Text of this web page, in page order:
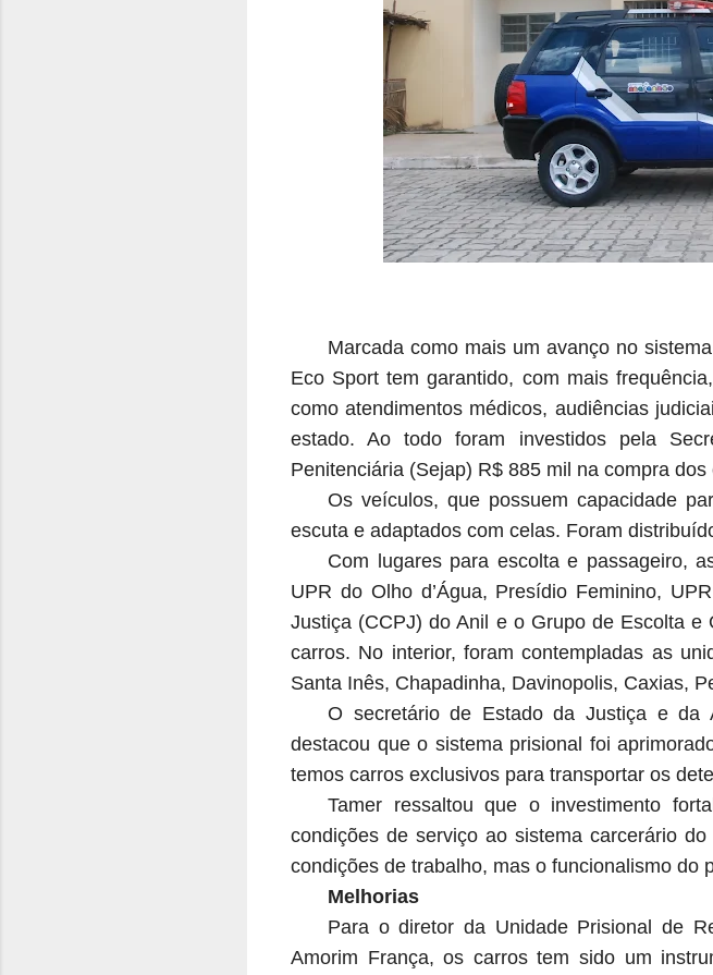
Marcada como mais um avanço no
Eco Sport tem garantido, com mais
como atendimentos médicos, audiências
estado. Ao todo foram investidos pela
Penitenciária (Sejap) R$ 885 mil na compra dos
Os veículos, que possuem capacidade
escuta e adaptados com celas. Foram
Com lugares para escolta e passageiro,
UPR do Olho d’Água, Presídio Feminino,
Justiça (CCPJ) do Anil e o Grupo de Escolta
carros. No interior, foram contempladas as
Santa Inês, Chapadinha, Davinopolis, Caxias,
O secretário de Estado da Justiça e da
destacou que o sistema prisional foi
temos carros exclusivos para transportar os
Tamer ressaltou que o investimento
condições de serviço ao sistema carcerário
condições de trabalho, mas o funcionalismo do
Melhorias
Para o diretor da Unidade Prisional de
Amorim França, os carros tem sido um